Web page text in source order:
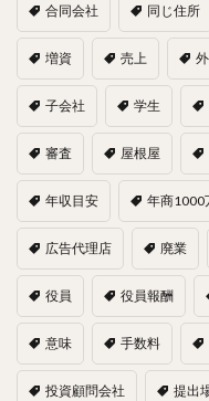
合同会社 同じ住所
増資 売上
子会社 学生
審査 屋根屋
年収目安 年商1000
広告代理店 廃業
役員 役員報酬
意味 手数料
投資顧問会社 提出